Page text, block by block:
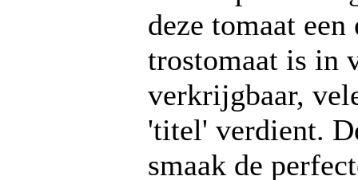
deze tomaat
trostomaat is in
verkrijgbaar,
'titel' verdient.
smaak de